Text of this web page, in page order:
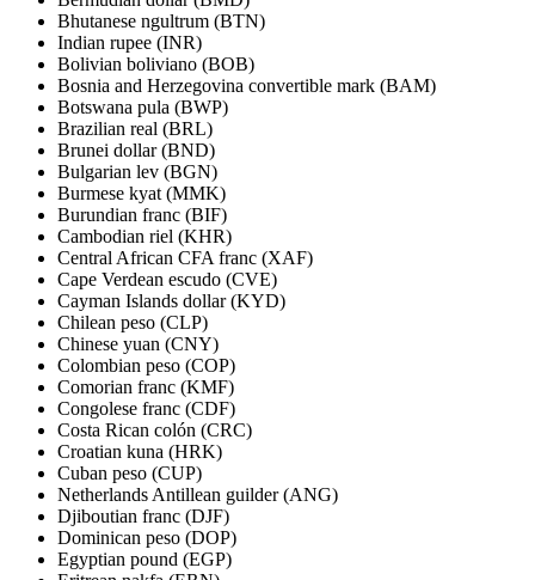
Bhutanese ngultrum (BTN)
Indian rupee (INR)
Bolivian boliviano (BOB)
Bosnia and Herzegovina convertible mark (BAM)
Botswana pula (BWP)
Brazilian real (BRL)
Brunei dollar (BND)
Bulgarian lev (BGN)
Burmese kyat (MMK)
Burundian franc (BIF)
Cambodian riel (KHR)
Central African CFA franc (XAF)
Cape Verdean escudo (CVE)
Cayman Islands dollar (KYD)
Chilean peso (CLP)
Chinese yuan (CNY)
Colombian peso (COP)
Comorian franc (KMF)
Congolese franc (CDF)
Costa Rican colón (CRC)
Croatian kuna (HRK)
Cuban peso (CUP)
Netherlands Antillean guilder (ANG)
Djiboutian franc (DJF)
Dominican peso (DOP)
Egyptian pound (EGP)